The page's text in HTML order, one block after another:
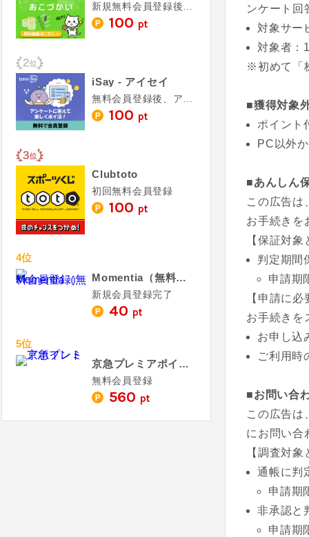
ンケート回
対象サー
対象者：
※初めて「
■獲得対象
ポイント
PC以外
■あんしん
この広告は
お手続きを
【保証対
判定期間
申請期
【申請に
お手続きを
お申し込
ご利用時
■お問い合
この広告は
にお問い合
【調査対
通帳に判
申請期
非承認と
申請期
新規無料会員登録後、アンケート回答
100 pt
iSay - アイセイ
100 pt
Clubtoto
初回無料会員登録
100 pt
4位
Momentia（無料会員登録）
新規会員登録完了
40 pt
5位
京急プレミアポイント
無料会員登録
560 pt